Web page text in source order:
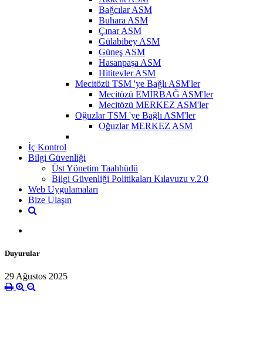
Bağcılar ASM
Buhara ASM
Çınar ASM
Gülabibey ASM
Güneş ASM
Hasanpaşa ASM
Hititevler ASM
Mecitözü TSM 'ye Bağlı ASM'ler
Mecitözü EMİRBAĞ ASM'ler
Mecitözü MERKEZ ASM'ler
Oğuzlar TSM 'ye Bağlı ASM'ler
Oğuzlar MERKEZ ASM
İç Kontrol
Bilgi Güvenliği
Üst Yönetim Taahhüdü
Bilgi Güvenliği Politikaları Kılavuzu v.2.0
Web Uygulamaları
Bize Ulaşın
Duyurular
29 Ağustos 2025